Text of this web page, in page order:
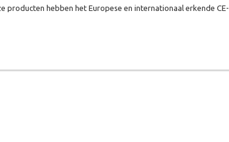
hebben het Europese en internationaal erkende CE-